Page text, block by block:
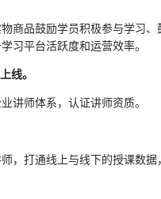
商品鼓励学员积极参与学习、
习平台活跃度和运营效率。
线。
讲师体系，认证讲师资质。
，打通线上与线下的授课数